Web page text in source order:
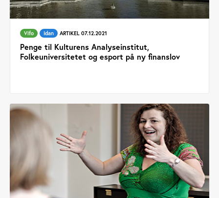
Vifo Idan ARTIKEL 07.12.2021
Penge til Kulturens Analyseinstitut,
Folkeuniversitetet og esport på ny finanslov